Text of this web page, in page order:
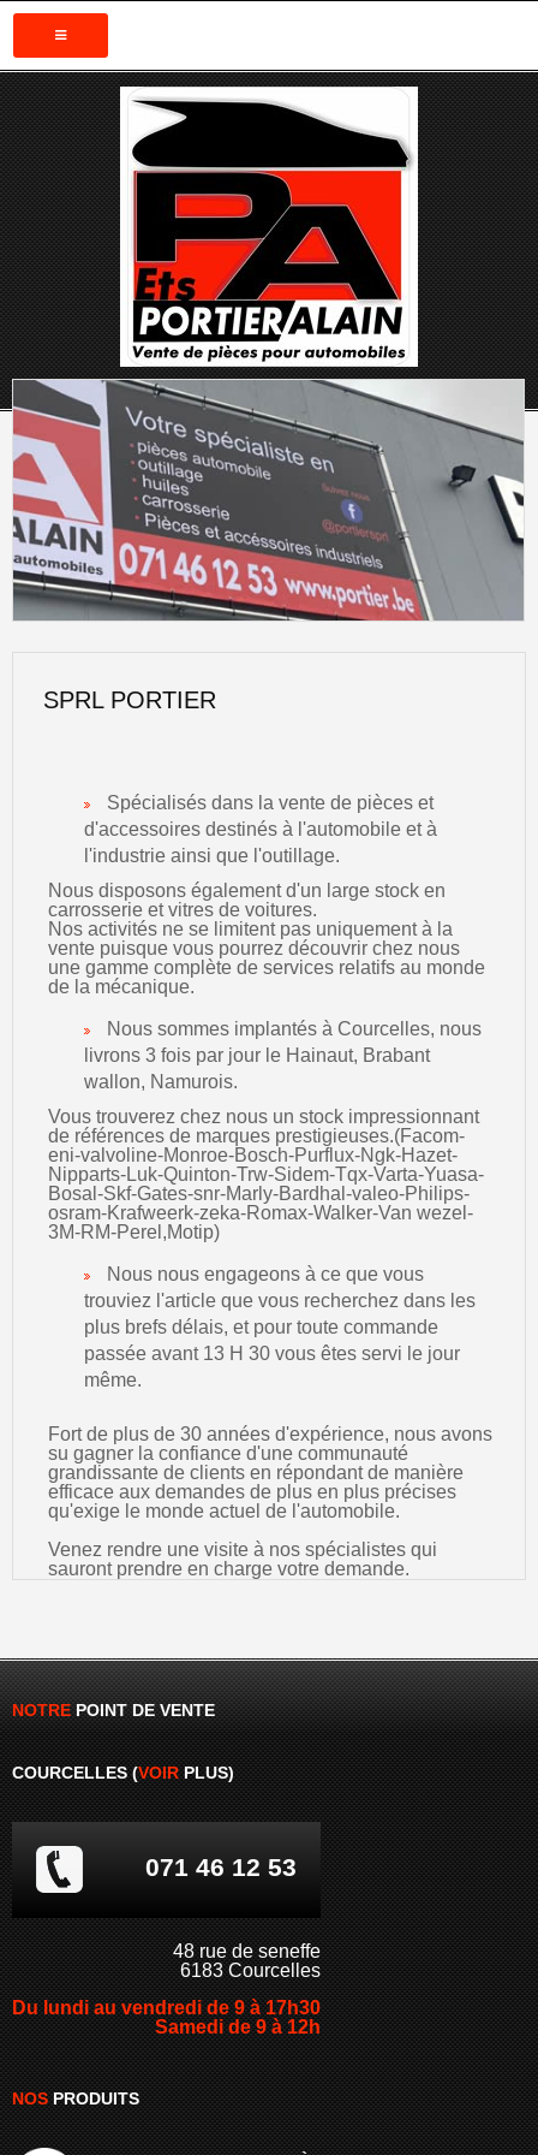
ACCUEIL
LOCALISATION
SPRL PORTIER
Spécialisés dans la vente de pièces et
d'accessoires destinés à l'automobile et à
l'industrie ainsi que l'outillage.
Nous disposons également d'un large stock en
carrosserie et vitres de voitures.
Nos activités ne se limitent pas uniquement à la
vente puisque vous pourrez découvrir chez nous
une gamme complète de services relatifs au monde
de la mécanique.
Nous sommes implantés à Courcelles, nous
livrons 3 fois par jour le Hainaut, Brabant
wallon, Namurois.
Vous trouverez chez nous un stock impressionnant
de références de marques prestigieuses.(Facom-
eni-valvoline-Monroe-Bosch-Purflux-Ngk-Hazet-
Nipparts-Luk-Quinton-Trw-Sidem-Tqx-Varta-Yuasa-
Bosal-Skf-Gates-snr-Marly-Bardhal-valeo-Philips-
osram-Krafweerk-zeka-Romax-Walker-Van wezel-
3M-RM-Perel,Motip)
Nous nous engageons à ce que vous
trouviez l'article que vous recherchez dans les
plus brefs délais, et pour toute commande
passée avant 13 H 30 vous êtes servi le jour
même.
Fort de plus de 30 années d'expérience, nous avons
su gagner la confiance d'une communauté
grandissante de clients en répondant de manière
efficace aux demandes de plus en plus précises
qu'exige le monde actuel de l'automobile.
Venez rendre une visite à nos spécialistes qui
sauront prendre en charge votre demande.
NOTRE POINT DE VENTE
COURCELLES (VOIRPLUS)
071 46 12 53
48 rue de seneffe
6183 Courcelles
Du lundi au vendredi de 9 à 17h30
Samedi de 9 à 12h
NOS PRODUITS